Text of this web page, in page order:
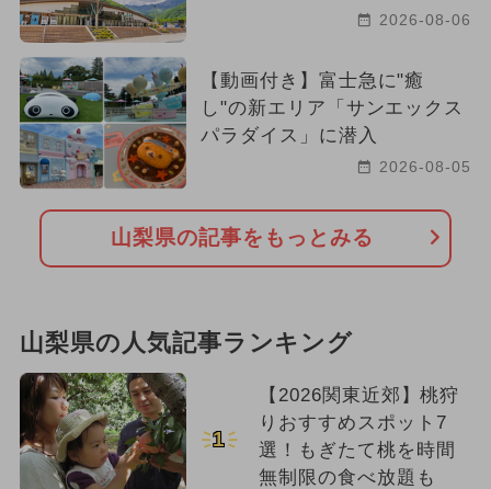
2026-08-06
【動画付き】富士急に"癒
し"の新エリア「サンエックス
パラダイス」に潜入
2026-08-05
山梨県の記事をもっとみる
山梨県の人気記事ランキング
1
【2026関東近郊】桃狩
りおすすめスポット7
選！もぎたて桃を時間
無制限の食べ放題も